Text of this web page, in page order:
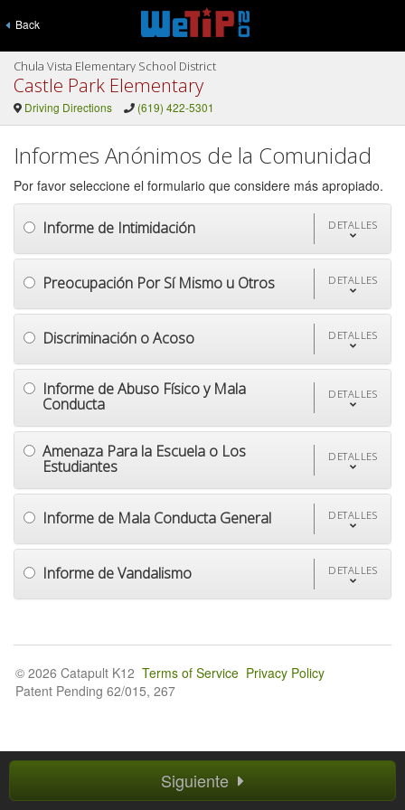
Back
Chula Vista Elementary School District
Castle Park Elementary
Driving Directions (619) 422-5301
Informes Anónimos de la Comunidad
Por favor seleccione el formulario que considere más apropiado.
Informe de Intimidación DETALLES
Preocupación Por Sí Mismo u Otros DETALLES
Discriminación o Acoso DETALLES
Informe de Abuso Físico y Mala
Conducta
DETALLES
Amenaza Para la Escuela o Los
Estudiantes
DETALLES
Informe de Mala Conducta General DETALLES
Informe de Vandalismo DETALLES
Siguiente
© 2026 Catapult K12 Terms of Service Privacy Policy
Patent Pending 62/015, 267